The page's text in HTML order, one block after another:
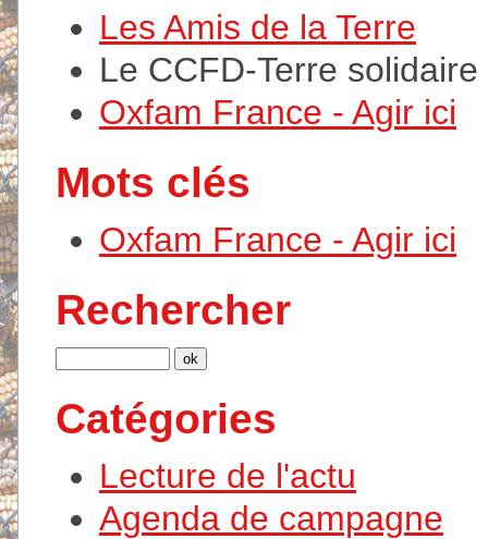
Les Amis de la Terre
Le CCFD-Terre solidaire
Oxfam France - Agir ici
Mots clés
Oxfam France - Agir ici
Rechercher
Catégories
Lecture de l'actu
Agenda de campagne